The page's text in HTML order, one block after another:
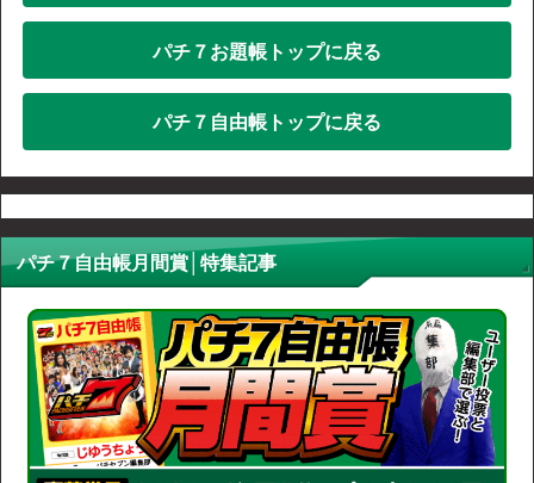
パチ７お題帳トップに戻る
パチ７自由帳トップに戻る
パチ７自由帳月間賞│特集記事